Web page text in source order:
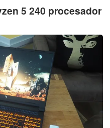
5 240 procesador